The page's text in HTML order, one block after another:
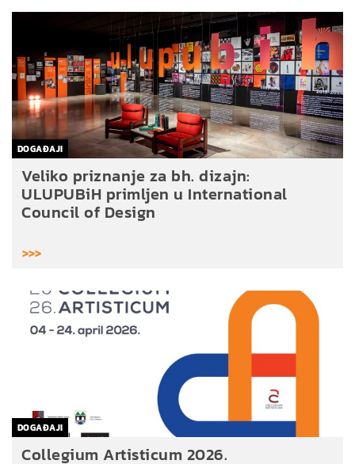
DOGAĐAJI
Veliko priznanje za bh. dizajn:
ULUPUBiH primljen u International
Council of Design
>>>
DOGAĐAJI
Collegium Artisticum 2026.